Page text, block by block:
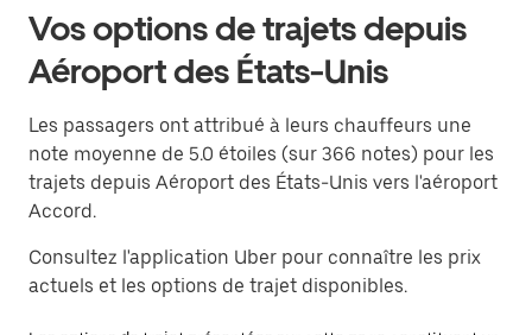
Vos options de trajets depuis
Aéroport des États-Unis
Les passagers ont attribué à leurs chauffeurs une
note moyenne de 5.0 étoiles (sur 366 notes) pour les
trajets depuis Aéroport des États-Unis vers l'aéroport
Accord.
Consultez l'application Uber pour connaître les prix
actuels et les options de trajet disponibles.